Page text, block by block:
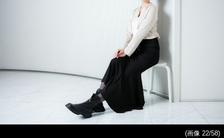
(画像 22/58)